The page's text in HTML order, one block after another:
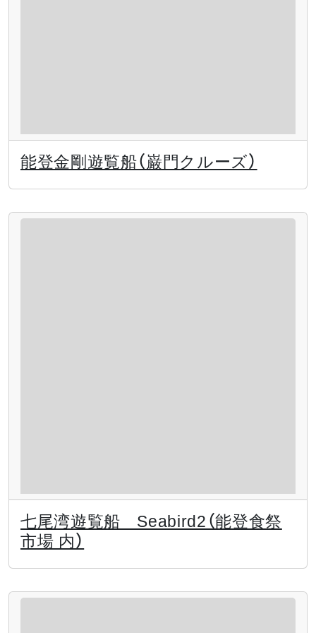
能登金剛遊覧船（巌門クルーズ）
七尾湾遊覧船 Seabird2（能登食祭
市場 内）